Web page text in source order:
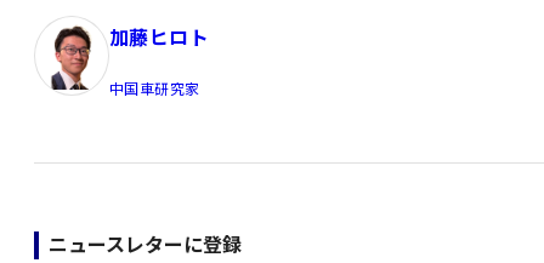
加藤ヒロト
中国車研究家
ニュースレターに登録